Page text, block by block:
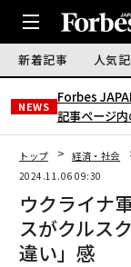
新着記事 人気
NEWS
Forbes
記事ページ
トップ 経済・社会
2024.11.06 09:30
ウクライナ
スがクルス
違い」感